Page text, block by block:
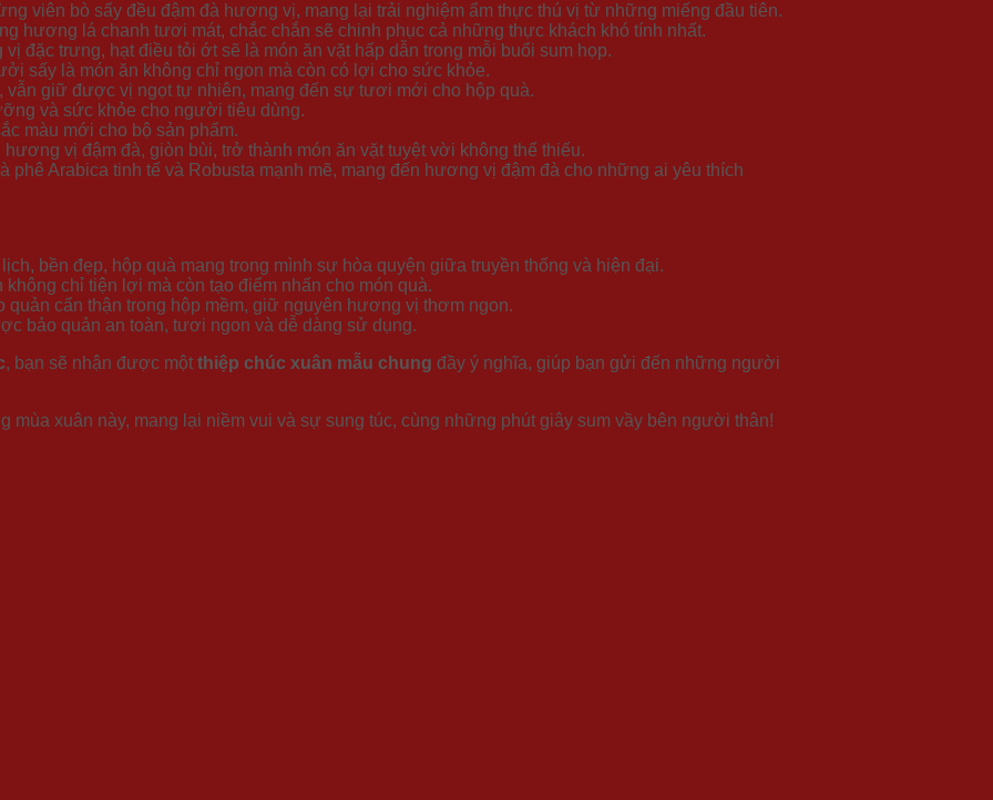
viên bò sấy đều đậm đà hương vị, mang lại trải nghiệm ẩm thực thú vị từ những miếng đầu tiên.
hương lá chanh tươi mát, chắc chắn sẽ chinh phục cả những thực khách khó tính nhất.
đặc trưng, hạt điều tỏi ớt sẽ là món ăn vặt hấp dẫn trong mỗi buổi sum họp.
sấy là món ăn không chỉ ngon mà còn có lợi cho sức khỏe.
giữ được vị ngọt tự nhiên, mang đến sự tươi mới cho hộp quà.
và sức khỏe cho người tiêu dùng.
màu mới cho bộ sản phẩm.
vị đậm đà, giòn bùi, trở thành món ăn vặt tuyệt vời không thể thiếu.
phê Arabica tinh tế và Robusta mạnh mẽ, mang đến hương vị đậm đà cho những ai yêu thích
bền đẹp, hộp quà mang trong mình sự hòa quyện giữa truyền thống và hiện đại.
không chỉ tiện lợi mà còn tạo điểm nhấn cho món quà.
quản cẩn thận trong hộp mềm, giữ nguyên hương vị thơm ngon.
bảo quản an toàn, tươi ngon và dễ dàng sử dụng.
, bạn sẽ nhận được một thiệp chúc xuân mẫu chung đầy ý nghĩa, giúp bạn gửi đến những người
mùa xuân này, mang lại niềm vui và sự sung túc, cùng những phút giây sum vầy bên người thân!